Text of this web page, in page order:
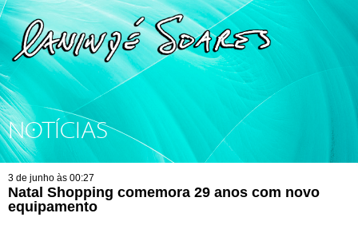
NOTÍCIAS
3 de junho às 00:27
Natal Shopping comemora 29 anos com novo
equipamento